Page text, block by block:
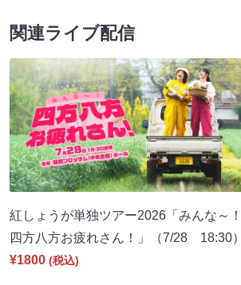
関連ライブ配信
紅しょうが単独ツアー2026「みんな～！
四方八方お疲れさん！」（7/28 18:30）
¥1800 (税込)